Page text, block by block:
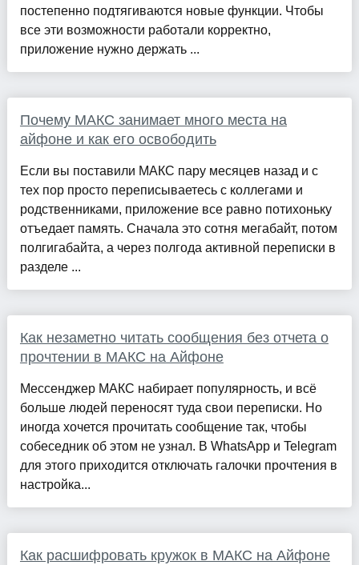
постепенно подтягиваются новые функции. Чтобы
все эти возможности работали корректно,
приложение нужно держать ...
Почему МАКС занимает много места на
айфоне и как его освободить
Если вы поставили МАКС пару месяцев назад и с
тех пор просто переписываетесь с коллегами и
родственниками, приложение все равно потихоньку
отъедает память. Сначала это сотня мегабайт, потом
полгигабайта, а через полгода активной переписки в
разделе ...
Как незаметно читать сообщения без отчета о
прочтении в МАКС на Айфоне
Мессенджер МАКС набирает популярность, и всё
больше людей переносят туда свои переписки. Но
иногда хочется прочитать сообщение так, чтобы
собеседник об этом не узнал. В WhatsApp и Telegram
для этого приходится отключать галочки прочтения в
настройка...
Как расшифровать кружок в МАКС на Айфоне